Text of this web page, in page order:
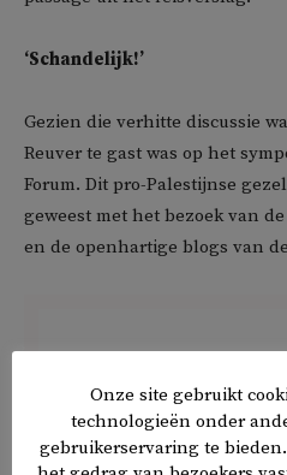
‘Schandelijk!’
Gezien die verhitte discussie
Reuver te gast was op het
Forum. Dit pro-Palestijnse
geweest met het bezoek van
en de openhartige blogs van
Onze site gebruikt
technologieën onder
gebruikerservaring te